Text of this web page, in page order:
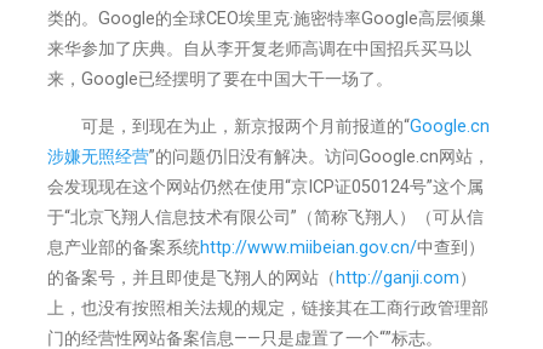
鼻
子”"
类的。Google的全球CEO埃里克·施密特率Google高层倾巢
来华参加了庆典。自从李开复老师高调在中国招兵买马以
来，Google已经摆明了要在中国大干一场了。
可是，到现在为止，新京报两个月前报道的“Google.cn
涉嫌无照经营”的问题仍旧没有解决。访问Google.cn网站，
会发现现在这个网站仍然在使用“京ICP证050124号”这个属
于“北京飞翔人信息技术有限公司”（简称飞翔人）（可从信
息产业部的备案系统http://www.miibeian.gov.cn/中查到）
的备案号，并且即使是飞翔人的网站（ http://ganji.com）
上，也没有按照相关法规的规定，链接其在工商行政管理部
门的经营性网站备案信息——只是虚置了一个“”标志。